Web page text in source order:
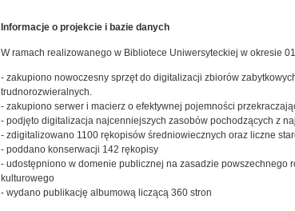
Informacje o projekcie i bazie danych
W ramach realizowanego w Bibliotece Uniwersyteckiej w okresie
- zakupiono nowoczesny sprzęt do digitalizacji zbiorów
trudnorozwieralnych.
- zakupiono serwer i macierz o efektywnej pojemności
- podjęto digitalizacja najcenniejszych zasobów pochodzących z
- zdigitalizowano 1100 rękopisów średniowiecznych oraz liczne
- poddano konserwacji 142 rękopisy
- udostępniono w domenie publicznej na zasadzie powszechnego
kulturowego
- wydano publikację albumową liczącą 360 stron